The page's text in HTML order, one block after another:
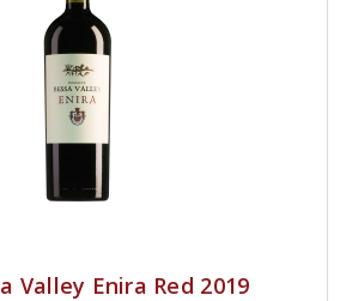
Valley Enira Red 2019